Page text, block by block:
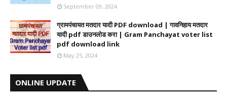
September 09, 2024
ग्रामपंचायत मतदार यादी PDF download | गावनिहाय मतदार
यादी pdf डाउनलोड करा | Gram Panchayat voter list
pdf download link
May 25, 2024
ONLINE UPDATE